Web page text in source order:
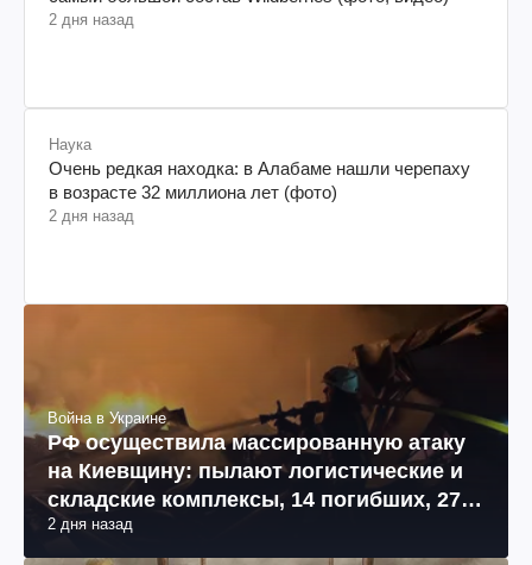
2 дня назад
Наука
Очень редкая находка: в Алабаме нашли черепаху
в возрасте 32 миллиона лет (фото)
2 дня назад
Война в Украине
РФ осуществила массированную атаку
на Киевщину: пылают логистические и
складские комплексы, 14 погибших, 27
раненых (фото, видео)
2 дня назад